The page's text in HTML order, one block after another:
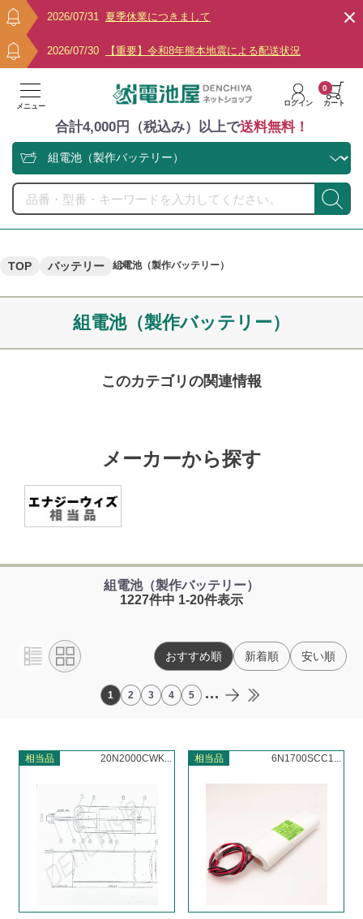
2026/07/31 夏季休業につきまして
2026/07/30 【重要】令和8年熊本地震による配送状況
メニュー ログイン カート
0
合計4,000円（税込み）以上で送料無料！
TOP バッテリー 組電池（製作バッテリー）
組電池（製作バッテリー）
このカテゴリの関連情報
メーカーから探す
組電池（製作バッテリー）
1227件中 1-20件表示
1 2 3 4 5 ...
おすすめ順 新着順 安い順
相当品 20N2000CWK... 相当品 6N1700SCC1...